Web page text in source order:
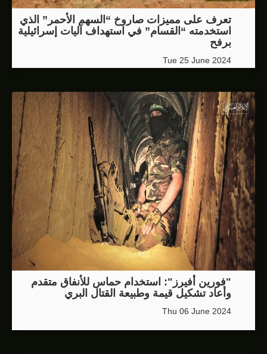
تعرف على مميزات صاروخ “السهم الأحمر” الذي
استخدمته “القسام” في استهداف آليات إسرائيلية
برفح
Tue 25 June 2024
"فورين أفيرز": استخدام حماس للأنفاق متقدم
وأعاد تشكيل قيمة وطبيعة القتال البري
Thu 06 June 2024